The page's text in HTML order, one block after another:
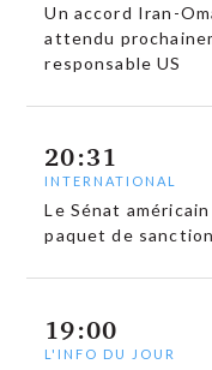
Un accord Iran-
attendu
responsable US
20:31
INTERNATIONAL
Le Sénat
paquet de
19:00
L'INFO DU JOUR